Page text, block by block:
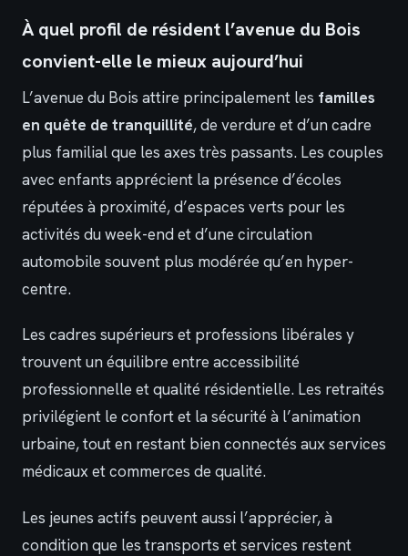
À quel profil de résident l’avenue du Bois
convient-elle le mieux aujourd’hui
L’avenue du Bois attire principalement les familles
en quête de tranquillité, de verdure et d’un cadre
plus familial que les axes très passants. Les couples
avec enfants apprécient la présence d’écoles
réputées à proximité, d’espaces verts pour les
activités du week-end et d’une circulation
automobile souvent plus modérée qu’en hyper-
centre.
Les cadres supérieurs et professions libérales y
trouvent un équilibre entre accessibilité
professionnelle et qualité résidentielle. Les retraités
privilégient le confort et la sécurité à l’animation
urbaine, tout en restant bien connectés aux services
médicaux et commerces de qualité.
Les jeunes actifs peuvent aussi l’apprécier, à
condition que les transports et services restent